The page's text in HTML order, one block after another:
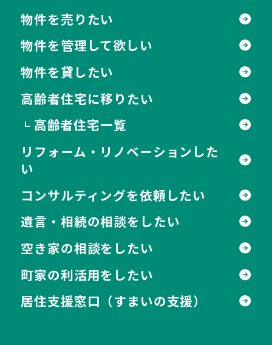
物件を売りたい
物件を管理して欲しい
物件を貸したい
高齢者住宅に移りたい
┗ 高齢者住宅一覧
リフォーム・リノベーションした
い
コンサルティングを依頼したい
遺言・相続の相談をしたい
空き家の相談をしたい
町家の利活用をしたい
居住支援窓口 （すまいの支援）